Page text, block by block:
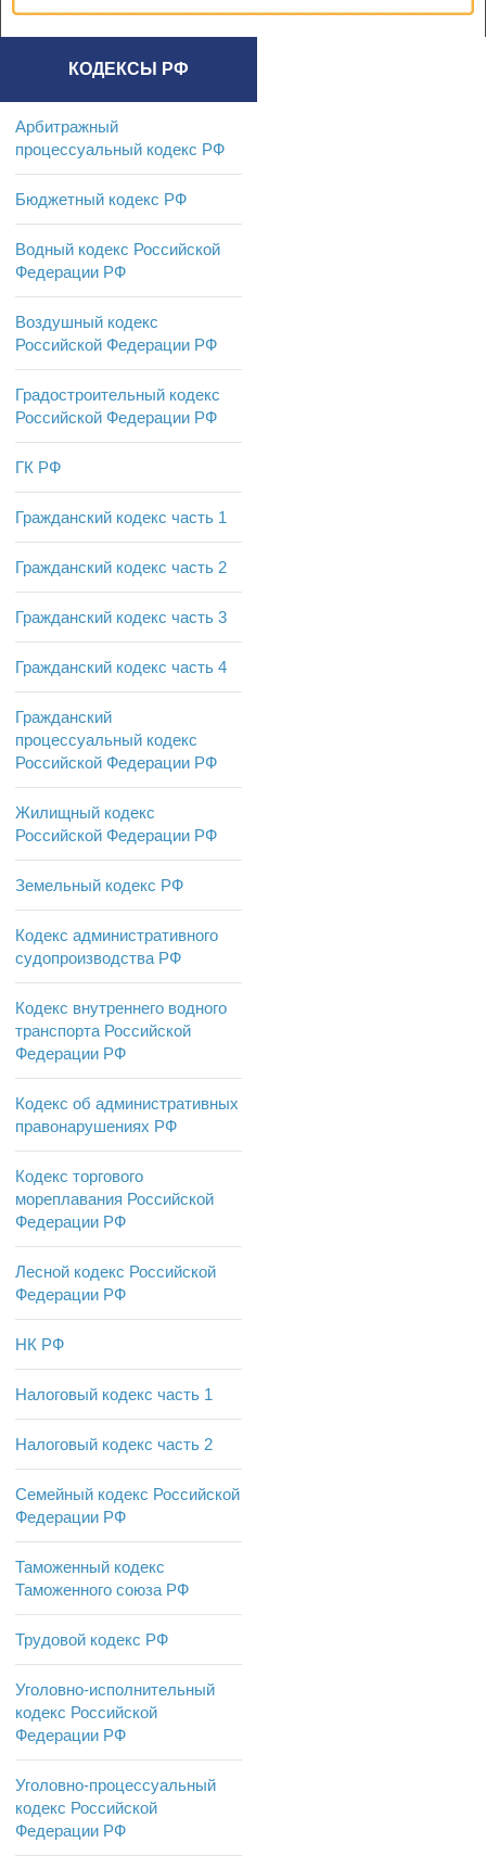
КОДЕКСЫ РФ
Арбитражный
процессуальный кодекс РФ
Бюджетный кодекс РФ
Водный кодекс Российской
Федерации РФ
Воздушный кодекс
Российской Федерации РФ
Градостроительный кодекс
Российской Федерации РФ
ГК РФ
Гражданский кодекс часть 1
Гражданский кодекс часть 2
Гражданский кодекс часть 3
Гражданский кодекс часть 4
Гражданский
процессуальный кодекс
Российской Федерации РФ
Жилищный кодекс
Российской Федерации РФ
Земельный кодекс РФ
Кодекс административного
судопроизводства РФ
Кодекс внутреннего водного
транспорта Российской
Федерации РФ
Кодекс об административных
правонарушениях РФ
Кодекс торгового
мореплавания Российской
Федерации РФ
Лесной кодекс Российской
Федерации РФ
НК РФ
Налоговый кодекс часть 1
Налоговый кодекс часть 2
Семейный кодекс Российской
Федерации РФ
Таможенный кодекс
Таможенного союза РФ
Трудовой кодекс РФ
Уголовно-исполнительный
кодекс Российской
Федерации РФ
Уголовно-процессуальный
кодекс Российской
Федерации РФ